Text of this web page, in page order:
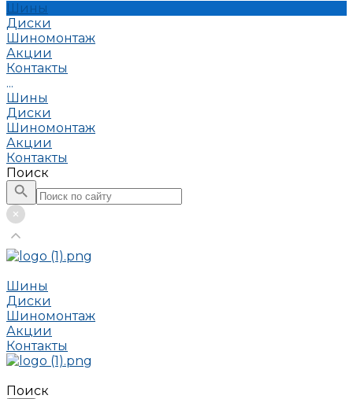
Шины
Диски
Шиномонтаж
Акции
Контакты
...
Шины
Диски
Шиномонтаж
Акции
Контакты
Поиск
Шины
Диски
Шиномонтаж
Акции
Контакты
Поиск